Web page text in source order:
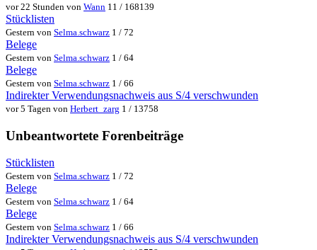
vor 22 Stunden von Wann 11 / 168139
Stücklisten
Gestern von Selma.schwarz 1 / 72
Belege
Gestern von Selma.schwarz 1 / 64
Belege
Gestern von Selma.schwarz 1 / 66
Indirekter Verwendungsnachweis aus S/4 verschwunden
vor 5 Tagen von Herbert_zarg 1 / 13758
Unbeantwortete Forenbeiträge
Stücklisten
Gestern von Selma.schwarz 1 / 72
Belege
Gestern von Selma.schwarz 1 / 64
Belege
Gestern von Selma.schwarz 1 / 66
Indirekter Verwendungsnachweis aus S/4 verschwunden